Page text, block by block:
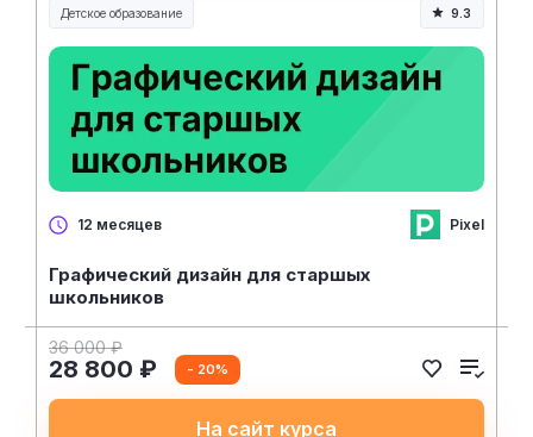
Детское образование 9.3
12 месяцев Pixel
Графический дизайн для старшых
школьников
36 000 ₽
28 800 ₽ - 20%
На сайт курса